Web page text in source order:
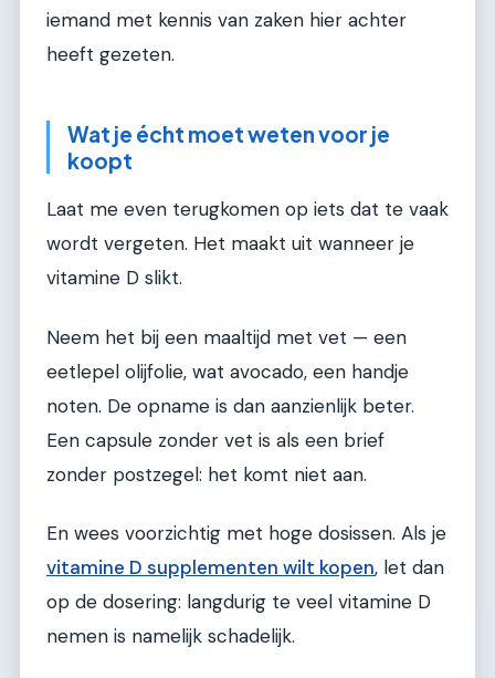
iemand met kennis van zaken hier achter
heeft gezeten.
Wat je écht moet weten voor je
koopt
Laat me even terugkomen op iets dat te vaak
wordt vergeten. Het maakt uit wanneer je
vitamine D slikt.
Neem het bij een maaltijd met vet — een
eetlepel olijfolie, wat avocado, een handje
noten. De opname is dan aanzienlijk beter.
Een capsule zonder vet is als een brief
zonder postzegel: het komt niet aan.
En wees voorzichtig met hoge dosissen. Als je
vitamine D supplementen wilt kopen, let dan
op de dosering: langdurig te veel vitamine D
nemen is namelijk schadelijk.